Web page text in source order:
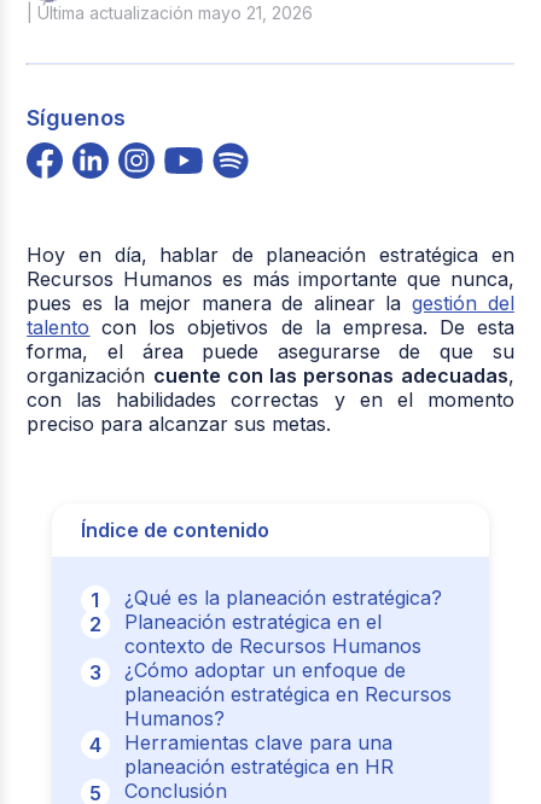
| Última actualización mayo 21, 2026
Síguenos
Hoy en día, hablar de planeación estratégica en
Recursos Humanos es más importante que nunca,
pues es la mejor manera de alinear lagestión del
talento con los objetivos de la empresa. De esta
forma, el área puede asegurarse de que su
organización cuente con las personas adecuadas,
con las habilidades correctas y en el momento
preciso para alcanzar sus metas.
Índice de contenido
¿Qué es la planeación estratégica?
Planeación estratégica en el
contexto de Recursos Humanos
¿Cómo adoptar un enfoque de
planeación estratégica en Recursos
Humanos?
Herramientas clave para una
planeación estratégica en HR
Conclusión